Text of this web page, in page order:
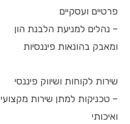
פרטיים ועסקיים
– נהלים למניעת הלבנת הון
ומאבק בהונאות פיננסיות
שירות לקוחות ושיווק פיננסי
– טכניקות למתן שירות מקצועי
ואיכותי